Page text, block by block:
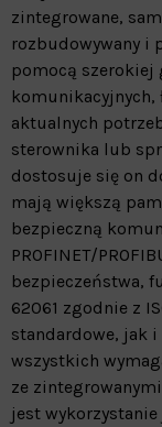
zintegrowane,
rozbudowywany i
pomocą szerokiej
komunikacyjnych,
aktualnych
sterownika lub
dostosuje się on
mają większą
bezpieczną
PROFINET/
bezpieczeństwa,
62061 zgodnie z
standardowe, jak
wszystkich
ze
jest